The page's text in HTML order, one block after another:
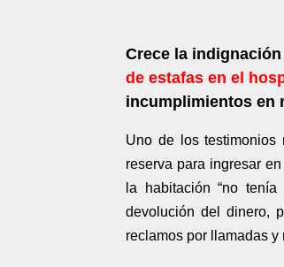
Crece la
de estafas en el
incumplimientos en
Uno de los
reserva para ingresar
la habitación “no
devolución del dinero,
reclamos por llamadas y